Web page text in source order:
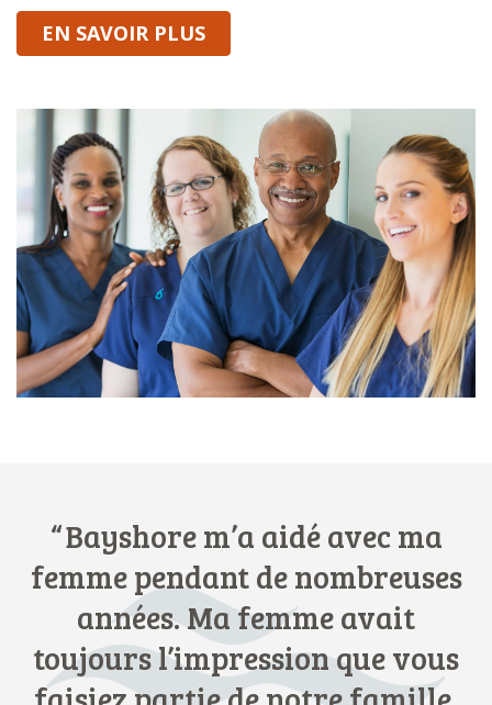
EN SAVOIR PLUSSUR NOS SOIGNANTS
Bayshore m’a aidé avec ma
femme pendant de nombreuses
années. Ma femme avait
toujours l’impression que vous